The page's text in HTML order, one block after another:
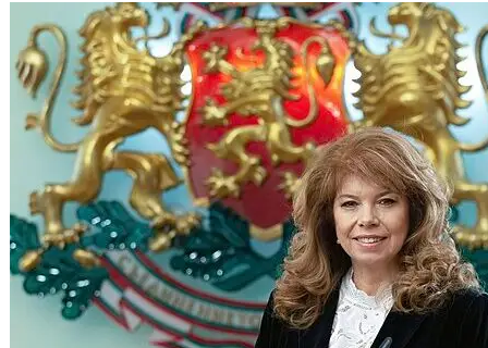
Йотова одобри правителството на
Гюров и обяви дата за избори